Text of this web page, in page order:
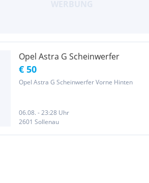
Opel Astra G Scheinwerfer
€ 50
Opel Astra G Scheinwerfer Vorne Hinten
06.08. - 23:28 Uhr
2601 Sollenau